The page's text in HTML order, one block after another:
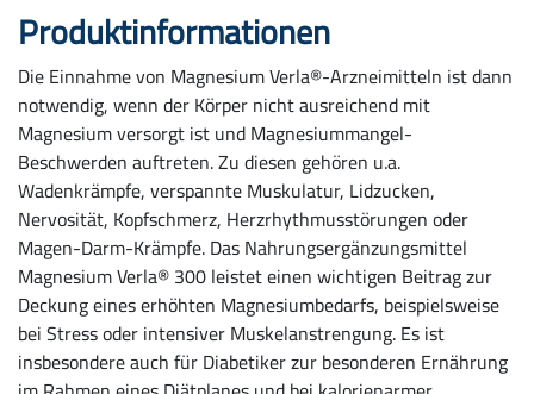
Produkt­informationen
Die Einnahme von Magnesium Verla®-Arzneimitteln ist dann
notwendig, wenn der Körper nicht ausreichend mit
Magnesium versorgt ist und Magnesiummangel-
Beschwerden auftreten. Zu diesen gehören u.a.
Wadenkrämpfe, verspannte Muskulatur, Lidzucken,
Nervosität, Kopfschmerz, Herzrhythmusstörungen oder
Magen-Darm-Krämpfe. Das Nahrungsergänzungsmittel
Magnesium Verla® 300 leistet einen wichtigen Beitrag zur
Deckung eines erhöhten Magnesiumbedarfs, beispielsweise
bei Stress oder intensiver Muskelanstrengung. Es ist
insbesondere auch für Diabetiker zur besonderen Ernährung